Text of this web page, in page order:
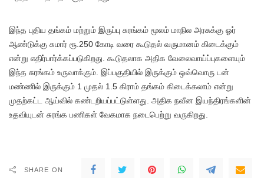
இந்த புதிய தங்கம் மற்றும் இருப்பு சுரங்கம் மூலம் மாநில அரசுக்கு ஓர்
ஆண்டுக்கு சுமார் ரூ.250 கோடி வரை கூடுதல் வருமானம் கிடைக்கும்
என்று எதிர்பார்க்கப்படுகிறது. கூடுதலாக அதிக வேலைவாய்ப்புகளையும்
இந்த சுரங்கம் உருவாக்கும். இப்பகுதியில் இருக்கும் ஒவ்வொரு டன்
மண்ணில் இருக்கும் 1 முதல் 1.5 கிராம் தங்கம் கிடைக்கலாம் என்று
முதற்கட்ட ஆய்வில் கண்டறியப்பட்டுள்ளது. அதிக நவீன இயந்திரங்களின்
உதவியுடன் சுரங்க பணிகள் வேகமாக நடைபெற்று வருகிறது.
SHARE ON